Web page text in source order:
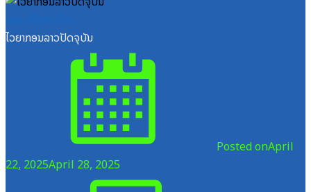
ໄວຍາກອນລາວປັດຈຸບັນ
Posted onApril
22, 2025April 28, 2025